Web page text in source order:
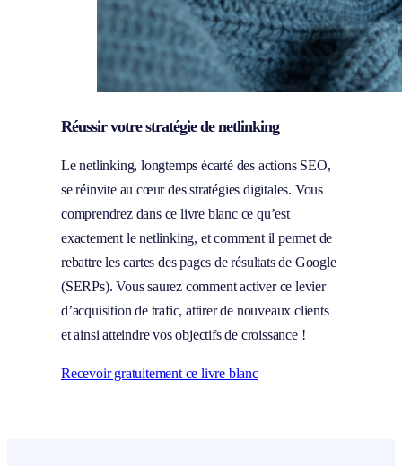
Réussir votre stratégie de netlinking
Le netlinking, longtemps écarté des actions SEO,
se réinvite au cœur des stratégies digitales. Vous
comprendrez dans ce livre blanc ce qu’est
exactement le netlinking, et comment il permet de
rebattre les cartes des pages de résultats de Google
(SERPs). Vous saurez comment activer ce levier
d’acquisition de trafic, attirer de nouveaux clients
et ainsi atteindre vos objectifs de croissance !
Recevoir gratuitement ce livre blanc